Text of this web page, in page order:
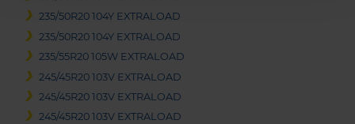
235/50R20 104Y EXTRALOAD
235/50R20 104Y EXTRALOAD
235/55R20 105W EXTRALOAD
245/45R20 103V EXTRALOAD
245/45R20 103V EXTRALOAD
245/45R20 103V EXTRALOAD